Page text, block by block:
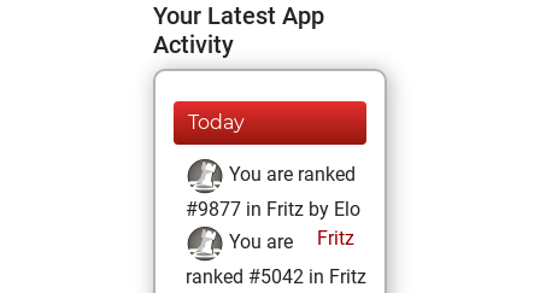
Your Latest App
Activity
Today
You are ranked
#9877 in Fritz by Elo
Fritz
You are
ranked #5042 in Fritz